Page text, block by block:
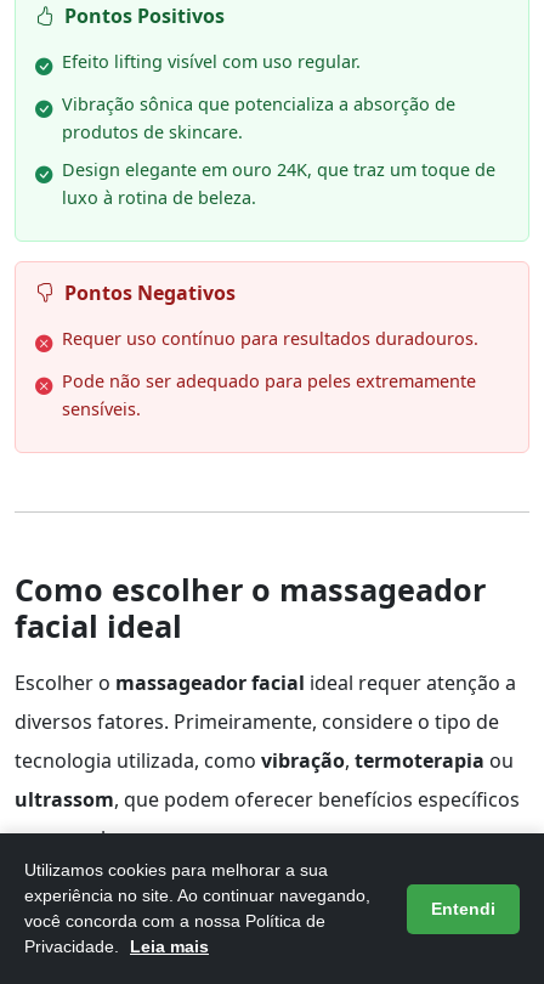
Pontos Positivos
Efeito lifting visível com uso regular.
Vibração sônica que potencializa a absorção de
produtos de skincare.
Design elegante em ouro 24K, que traz um toque de
luxo à rotina de beleza.
Pontos Negativos
Requer uso contínuo para resultados duradouros.
Pode não ser adequado para peles extremamente
sensíveis.
Como escolher o massageador
facial ideal
Escolher o massageador facial ideal requer atenção a
diversos fatores. Primeiramente, considere o tipo de
tecnologia utilizada, como vibração, termoterapia ou
ultrassom, que podem oferecer benefícios específicos
para a pele.
Além disso, avalie o design do aparelho. Um modelo
ergonômico facilitará o uso e proporcionará maior
Utilizamos cookies para melhorar a sua
experiência no site. Ao continuar navegando,
você concorda com a nossa Política de
Privacidade.
Leia mais
Entendi